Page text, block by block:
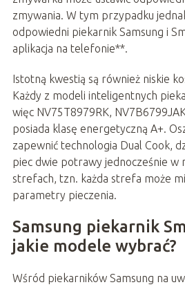
zmywania. W tym przypadku
odpowiedni piekarnik Samsung i
aplikacja na telefonie**.
Istotną kwestią są również niskie
Każdy z modeli inteligentnych
więc NV75T8979RK,
posiada klasę energetyczną A+.
zapewnić technologia Dual Cook,
piec dwie potrawy jednocześnie w
strefach, tzn. każda strefa może
parametry pieczenia.
Samsung piekarnik
jakie modele wybrać?
Wśród piekarników Samsung na